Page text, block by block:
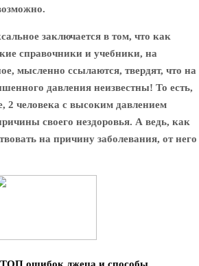
заключается в том, что как
справочники и учебники, на
мысленно ссылаются, твердят, что на
давления неизвестны! То есть,
2 человека с высоким давлением
своего нездоровья. А ведь, как
на причину заболевания, от него